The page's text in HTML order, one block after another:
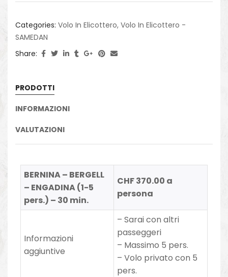
Categories: Volo In Elicottero, Volo In Elicottero -
SAMEDAN
Share:
PRODOTTI
INFORMAZIONI
VALUTAZIONI
BERNINA – BERGELL
– ENGADINA (1-5
pers.) – 30 min.
CHF 370.00 a
persona
Informazioni
aggiuntive
– Sarai con altri
passeggeri
– Massimo 5 pers.
– Volo privato con 5
pers.